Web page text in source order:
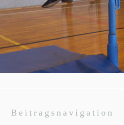
Beitragsnavigation